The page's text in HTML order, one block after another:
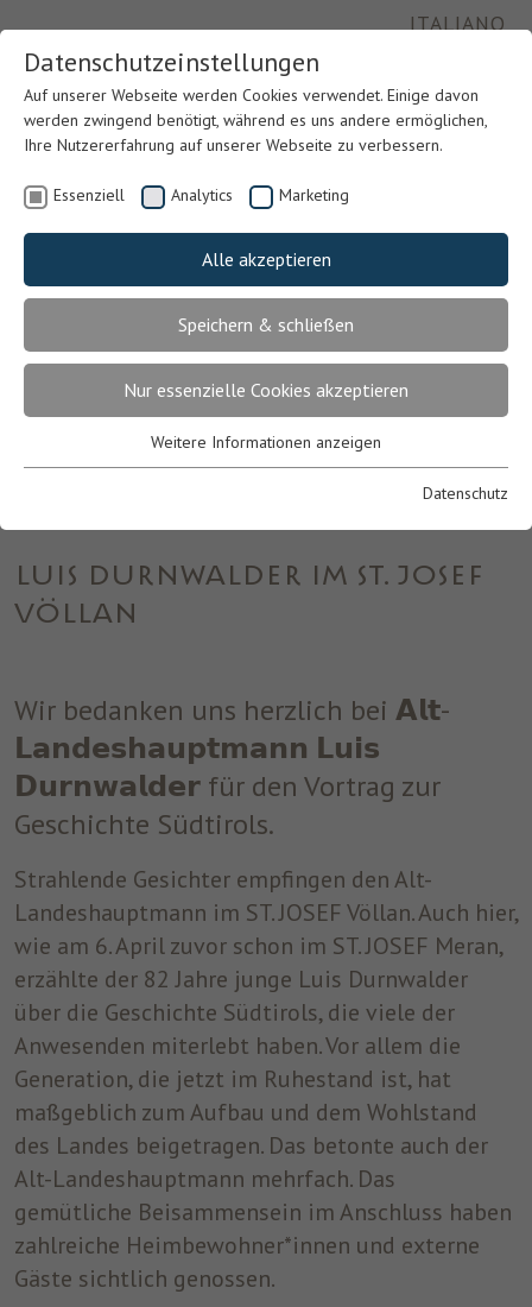
ITALIANO
Previous
LUIS DURNWALDER IM ST. JOSEF
VÖLLAN
Wir bedanken uns herzlich bei 𝗔𝗹𝘁-
𝗟𝗮𝗻𝗱𝗲𝘀𝗵𝗮𝘂𝗽𝘁𝗺𝗮𝗻𝗻 𝗟𝘂𝗶𝘀
𝗗𝘂𝗿𝗻𝘄𝗮𝗹𝗱𝗲𝗿 für den Vortrag zur
Geschichte Südtirols.
Strahlende Gesichter empfingen den Alt-
Landeshauptmann im ST. JOSEF Völlan. Auch hier,
wie am 6. April zuvor schon im ST. JOSEF Meran,
erzählte der 82 Jahre junge Luis Durnwalder
über die Geschichte Südtirols, die viele der
Anwesenden miterlebt haben. Vor allem die
Generation, die jetzt im Ruhestand ist, hat
maßgeblich zum Aufbau und dem Wohlstand
des Landes beigetragen. Das betonte auch der
Alt-Landeshauptmann mehrfach. Das
gemütliche Beisammensein im Anschluss haben
zahlreiche Heimbewohner*innen und externe
Gäste sichtlich genossen.
Datenschutzeinstellungen
Auf unserer Webseite werden Cookies verwendet. Einige davon
werden zwingend benötigt, während es uns andere ermöglichen,
Ihre Nutzererfahrung auf unserer Webseite zu verbessern.
Essenziell Analytics Marketing
Alle akzeptieren
Speichern & schließen
Nur essenzielle Cookies akzeptieren
Essenzielle Cookies werden für grundlegende Funktionen der
einwandfrei funktioniert.
Name cookie_optin
Zweck
Dieses Cookie wird verwendet, um Ihre
Cookie-Einstellungen für diese Website zu
speichern.
Cookie-Informationen anzeigen
indem sie Informationen über ihre Nutzung sammeln und
Marketing
Benutzt um die Web-Navigation des Nutzers zu überwachen und
Name _fbp
Anbieter Facebook
Laufzeit 3 Monate
Zweck
um nach dem Besuch der Website entweder
auf Facebook oder auf einer digitalen
Plattform, die von Facebook-Werbung
unterstützt wird, Werbung anzuzeigen.
Name fr
Facebook
Cookie-Informationen anzeigen
Weitere Informationen anzeigen
Datenschutz